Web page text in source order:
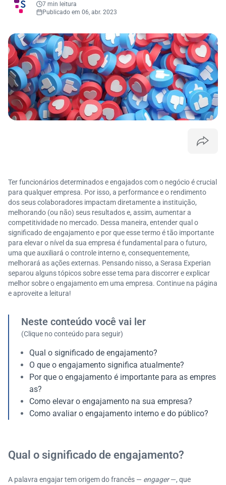
7 min leitura
Publicado em 06, abr. 2023
Ter funcionários determinados e engajados com o negócio é crucial
para qualquer empresa. Por isso, a performance e o rendimento
dos seus colaboradores impactam diretamente a instituição,
melhorando (ou não) seus resultados e, assim, aumentar a
competitividade no mercado. Dessa maneira, entender qual o
significado de engajamento e por que esse termo é tão importante
para elevar o nível da sua empresa é fundamental para o futuro,
uma que auxiliará o controle interno e, consequentemente,
melhorará as ações externas. Pensando nisso, a Serasa Experian
separou alguns tópicos sobre esse tema para discorrer e explicar
melhor sobre o engajamento em uma empresa. Continue na página
e aproveite a leitura!
Neste conteúdo você vai ler
(Clique no conteúdo para seguir)
Qual o significado de engajamento?
O que o engajamento significa atualmente?
Por que o engajamento é importante para as empres
as?
Como elevar o engajamento na sua empresa?
Como avaliar o engajamento interno e do público?
Qual o significado de engajamento?
A palavra engajar tem origem do francês — engager—, que